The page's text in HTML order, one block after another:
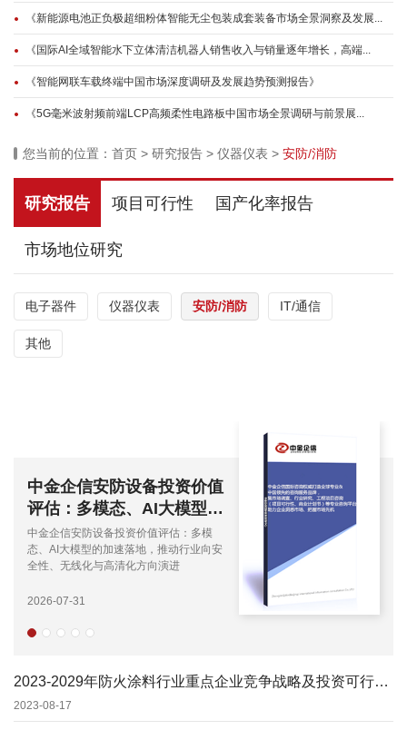
《新能源电池正负极超细粉体智能无尘包装成套装备市场全景洞察及发展...
《国际AI全域智能水下立体清洁机器人销售收入与销量逐年增长，高端...
《智能网联车载终端中国市场深度调研及发展趋势预测报告》
《5G毫米波射频前端LCP高频柔性电路板中国市场全景调研与前景展...
您当前的位置： 首页 > 研究报告 > 仪器仪表 > 安防/消防
研究报告 项目可行性 国产化率报告
市场地位研究
电子器件 仪器仪表 安防/消防 IT/通信
其他
中金企信安防设备投资价值
评估：多模态、AI大模型的
加速落地，推动行业向安全
性、无线化与高清化方向演
进...
中金企信安防设备投资价值评估：多模
态、AI大模型的加速落地，推动行业向安
全性、无线化与高清化方向演进
2026-07-31
2023-2029年防火涂料行业重点企业竞争战略及投资可行性研究预测报告
2023-08-17